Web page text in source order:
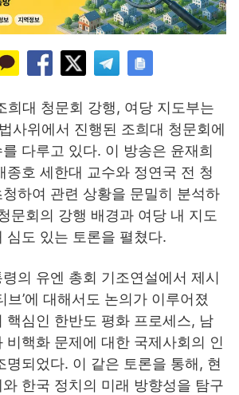
희대 청문회 강행, 여당 지도부는
사위에서 진행된 조희대 청문회에
다루고 있다. 이 방송은 윤재희
종호 세한대 교수와 정연국 전 청
하여 관련 상황을 문밀히 분석하
문회의 강행 배경과 여당 내 지도
심도 있는 토론을 펼쳤다.
의 유엔 총회 기조연설에서 제시
브’에 대해서도 논의가 이루어졌
핵심인 한반도 평화 프로세스, 남
비핵화 문제에 대한 국제사회의 인
명되었다. 이 같은 토론을 통해, 현
한국 정치의 미래 방향성을 탐구